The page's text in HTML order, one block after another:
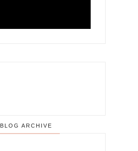
BLOG ARCHIVE